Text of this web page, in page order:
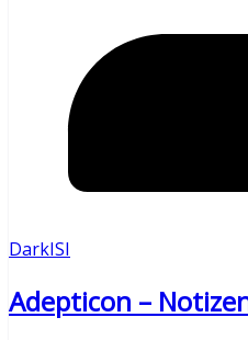
DarkISI
Adepticon –